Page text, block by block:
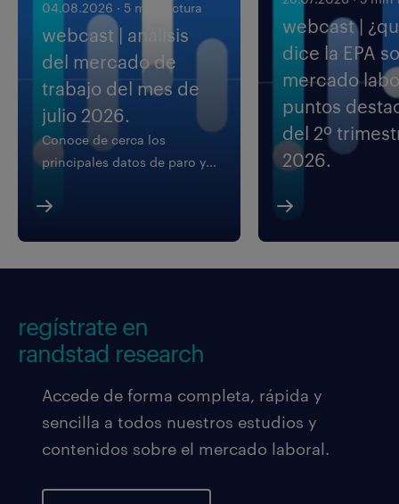
04.08.2026 · 5 min lectura
webcast | análisis
del mercado de
trabajo del mes de
julio 2026.
Conoce de cerca los
principales datos de paro y...
webcast |
dice la EPA
mercado
puntos
del 2º
2026.
regístrate en
randstad research
Accede de forma completa, rápida y
sencilla a todos nuestros estudios y
contenidos sobre el mercado laboral.